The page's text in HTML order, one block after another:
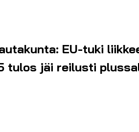
EU-tuki
tulos jäi reilusti